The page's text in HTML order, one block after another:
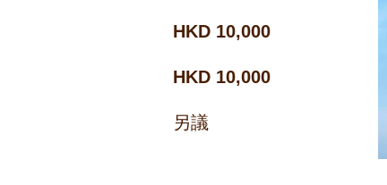
​HKD 10,000
​HKD 10,000
另議